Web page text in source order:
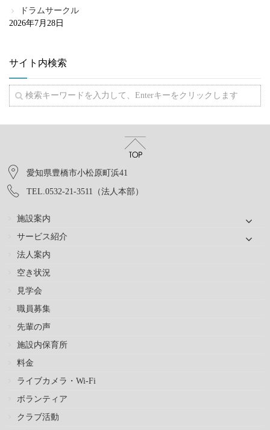
ドラムサークル
2026年7月28日
サイト内検索
愛知県豊橋市小松原町浜41
TEL.0532-21-3511（法人本部）
施設案内
サービス紹介
法人案内
空き状況
見学会
職員募集
先輩の声
施設内保育所
料金
ライブカメラ・Wi-Fi
ボランティア
クラブ活動